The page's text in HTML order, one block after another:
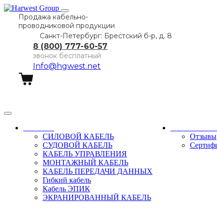
Продажа кабельно-
проводниковой продукции
Санкт-Петербург: Брестский б-р, д. 8
8 (800) 777-60-57
звонок бесплатный
Info@hgwest.net
СИЛОВОЙ КАБЕЛЬ
СУДОВОЙ КАБЕЛЬ
КАБЕЛЬ УПРАВЛЕНИЯ
МОНТАЖНЫЙ КАБЕЛЬ
КАБЕЛЬ ПЕРЕДАЧИ ДАННЫХ
Гибкий кабель
Кабель ЭПИК
ЭКРАНИРОВАННЫЙ КАБЕЛЬ
Отзывы